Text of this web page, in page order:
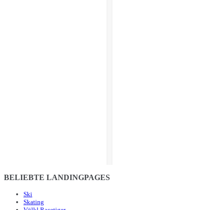
BELIEBTE LANDINGPAGES
Ski
Skating